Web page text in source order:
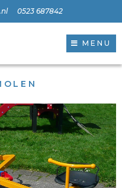
0523 687842
MENU